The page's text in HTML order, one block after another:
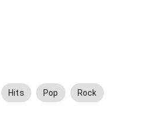
Hits Pop Rock